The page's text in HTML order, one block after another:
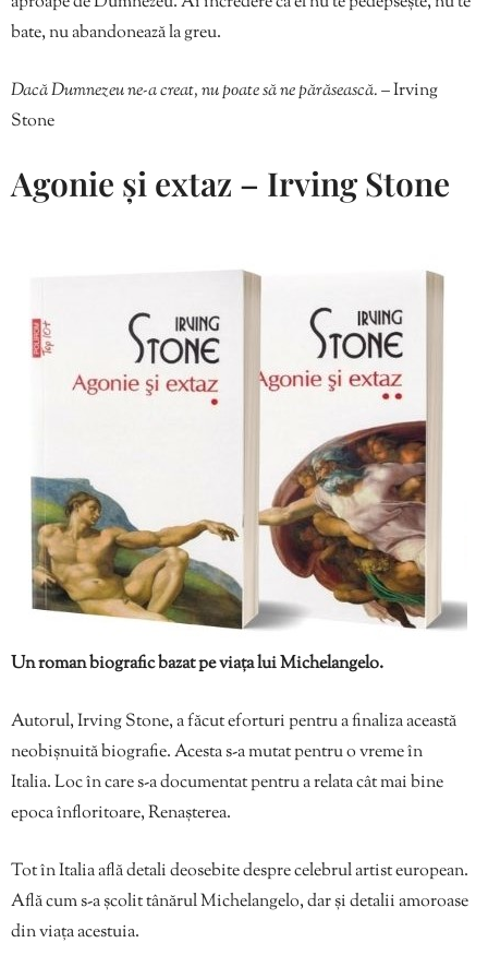
bate, nu abandonează la greu.
Dacă Dumnezeu ne-a creat, nu poate să ne părăsească.– Irving
Stone
Agonie și extaz – Irving Stone
Un roman biografic bazat pe viața lui Michelangelo.
Autorul, Irving Stone, a făcut eforturi pentru a finaliza această
neobișnuită biografie. Acesta s-a mutat pentru o vreme în
Italia. Loc în care s-a documentat pentru a relata cât mai bine
epoca înfloritoare, Renașterea.
Tot în Italia află detali deosebite despre celebrul artist european.
Află cum s-a școlit tânărul Michelangelo, dar și detalii amoroase
din viața acestuia.